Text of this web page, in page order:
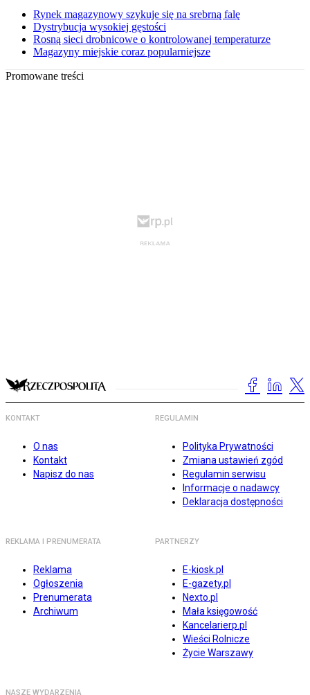
Rynek magazynowy szykuje się na srebrną falę
Dystrybucja wysokiej gęstości
Rosną sieci drobnicowe o kontrolowanej temperaturze
Magazyny miejskie coraz popularniejsze
Promowane treści
KONTAKT
O nas
Kontakt
Napisz do nas
REGULAMIN
Polityka Prywatności
Zmiana ustawień zgód
Regulamin serwisu
Informacje o nadawcy
Deklaracja dostępności
REKLAMA I PRENUMERATA
Reklama
Ogłoszenia
Prenumerata
Archiwum
PARTNERZY
E-kiosk.pl
E-gazety.pl
Nexto.pl
Mała księgowość
Kancelarierp.pl
Wieści Rolnicze
Życie Warszawy
NASZE WYDARZENIA